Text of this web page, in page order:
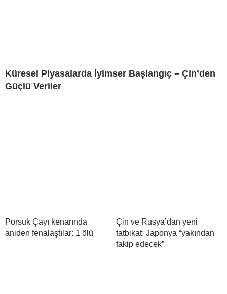
Küresel Piyasalarda İyimser Başlangıç – Çin’den
Güçlü Veriler
Porsuk Çayı kenarında
aniden fenalaştılar: 1 ölü
Çin ve Rusya’dan yeni
tatbikat: Japonya “yakından
takip edecek”